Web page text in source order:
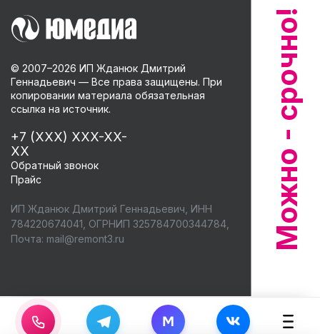
© 2007–2026 ИП Жданюк Дмитрий
Геннадьевич — Все права защищены. При
копировании материала обязательная
ссылка на источник.
+7 (XXX) XXX-XX-
XX
Обратный звонок
Прайс
ИП Жданюк Дмитрий Геннадьевич, ИНН
784220674041, ОГРНИП 325784700344784,
Почта: mail@remont3.ru
M